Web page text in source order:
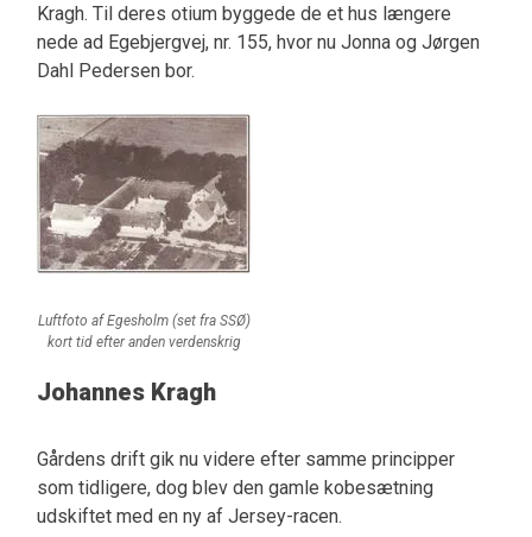
Kragh. Til deres otium byggede de et hus længere
nede ad Egebjergvej, nr. 155, hvor nu Jonna og Jørgen
Dahl Pedersen bor.
Luftfoto af Egesholm (set fra SSØ)
kort tid efter anden verdenskrig
Johannes Kragh
Gårdens drift gik nu videre efter samme principper
som tidligere, dog blev den gamle kobesætning
udskiftet med en ny af Jersey-racen.